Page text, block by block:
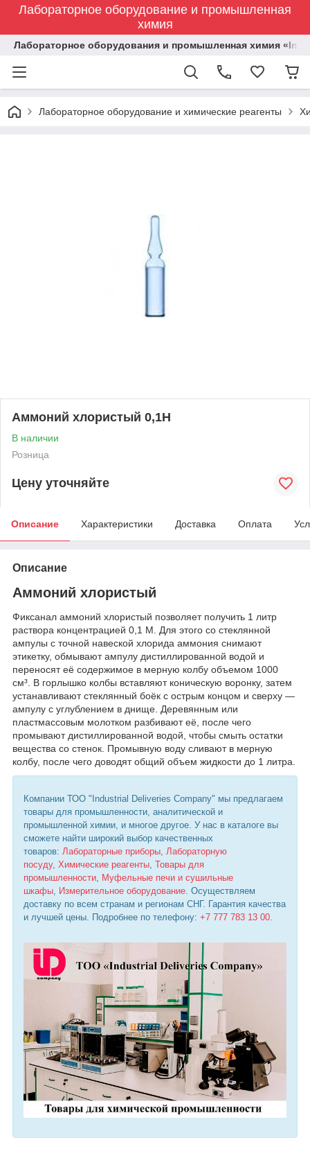
Лабораторное оборудование и промышленная
химия
Лабораторное оборудования и промышленная химия
Лабораторное оборудование и химические реагенты
Аммоний хлористый 0,1Н
В наличии
Розница
Цену уточняйте
Описание Характеристики Доставка Оплата
Описание
Аммоний хлористый
Фиксанал аммоний хлористый позволяет получить 1 литр
раствора концентрацией 0,1 М. Для этого со стеклянной
ампулы с точной навеской хлорида аммония снимают
этикетку, обмывают ампулу дистиллированной водой и
переносят её содержимое в мерную колбу объемом 1000
см³. В горлышко колбы вставляют коническую воронку, затем
устанавливают стеклянный боёк с острым концом и сверху —
ампулу с углублением в днище. Деревянным или
пластмассовым молотком разбивают её, после чего
промывают дистиллированной водой, чтобы смыть остатки
вещества со стенок. Промывную воду сливают в мерную
колбу, после чего доводят общий объем жидкости до 1 литра.
Компании ТОО "Industrial Deliveries Company" мы предлагаем
товары для промышленности, аналитической и
промышленной химии, и многое другое. У нас в каталоге вы
сможете найти широкий выбор качественных
товаров: Лабораторные приборы, Лабораторную
посуду, Химические реагенты, Товары для
промышленности, Муфельные печи и сушильные
шкафы, Измерительное оборудование. Осуществляем
доставку по всем странам и регионам СНГ. Гарантия качества
и лучшей цены. Подробнее по телефону: +7 777 783 13 00.